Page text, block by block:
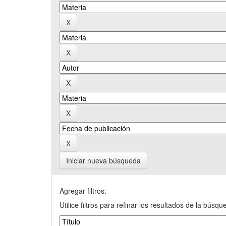
Iniciar nueva búsqueda
Agregar filtros:
Utilice filtros para refinar los resultados de la